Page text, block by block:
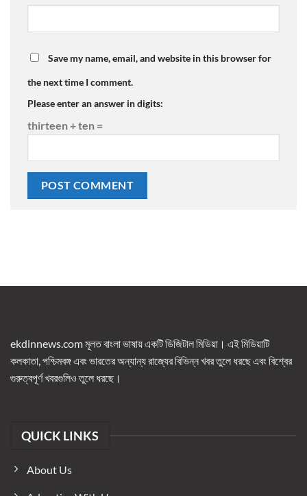
Save my name, email, and website in this browser for
the next time I comment.
Please enter an answer in digits:
thirteen + ten =
ekdinnews.com মূলত বাংলা ভাষায় একটি ডিজিটাল মিডিয়া। এই মিডিয়াটি
কলকাতা, পশ্চিমবঙ্গ এবং ভারতের অন্যান্য রাজ্যের বিভিন্ন খবর তুলে ধরছে এবং বিশ্বের
গুরুত্বপূর্ণ খবরগুলিও তুলে ধরছে।
QUICK LINKS
About Us